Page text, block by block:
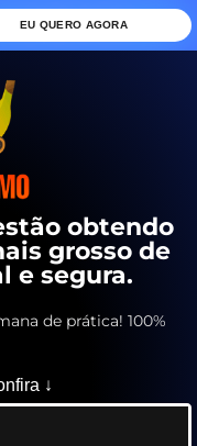
EU QUERO AGORA
obtendo
grosso de
e segura.
de prática! 100%
↓